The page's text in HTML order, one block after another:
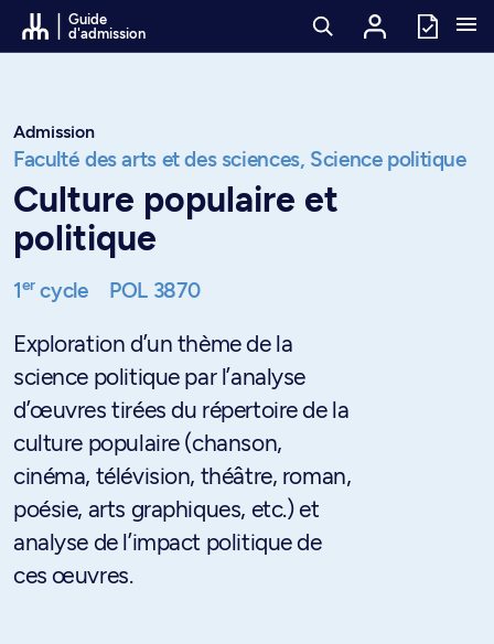
Passer au contenu
Guide
d'admission
Admission
Faculté des arts et des sciences, Science politique
Culture populaire et
politique
1ercycle POL 3870
Exploration d’un thème de la
science politique par l’analyse
d’œuvres tirées du répertoire de la
culture populaire (chanson,
cinéma, télévision, théâtre, roman,
poésie, arts graphiques, etc.) et
analyse de l’impact politique de
ces œuvres.